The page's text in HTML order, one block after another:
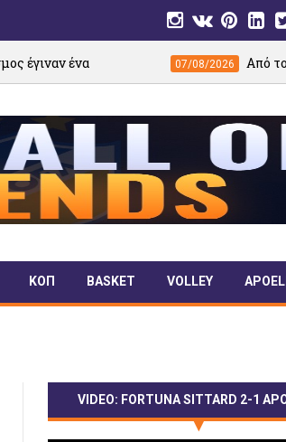
07/08/2026 Από το 1934 μέχρι
ΚΟΠ BASKET VOLLEY
VIDEO: FORTUNA SITTARD 2-1